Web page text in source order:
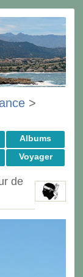
>
Albums
Voyager
de